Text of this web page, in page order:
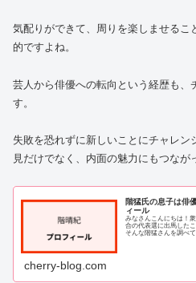
気配りができて、周りを楽しませるこ
的ですよね。
芸人から俳優への転向という経歴も、
す。
失敗を恐れずに新しいことにチャレン
見だけでなく、内面の魅力にもつなが
階猛氏の息子は俳
ィール
みなさんこんにちは！
合の代表選に出馬した
そんな階猛さんを調べ
cherry-blog.com